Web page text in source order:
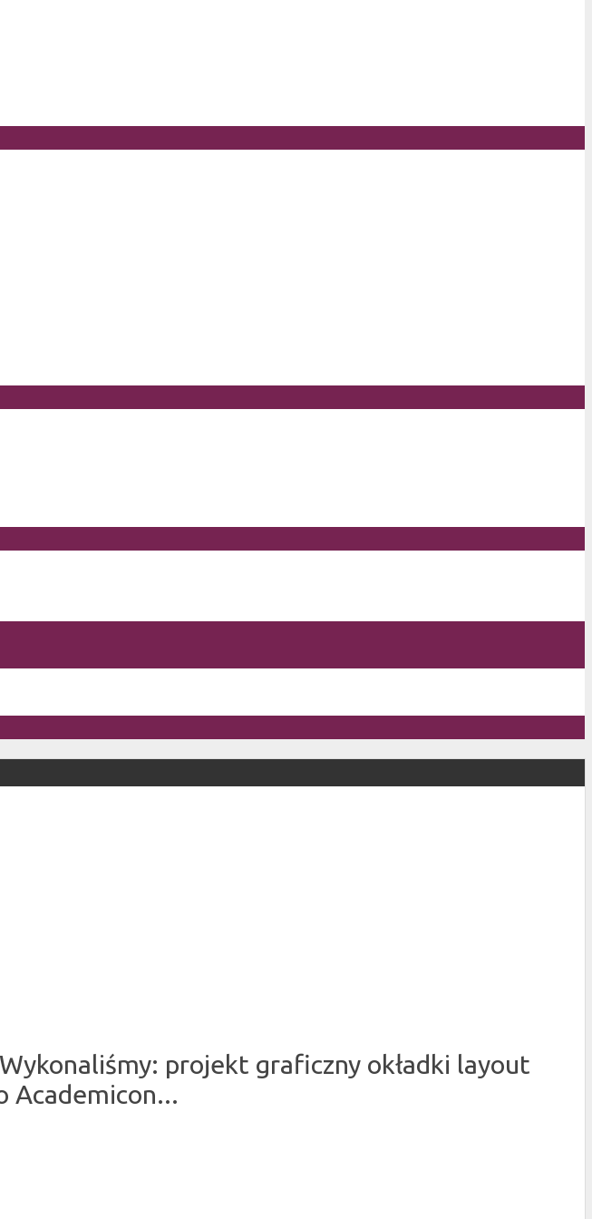
projekt graficzny okładki layout
Academicon...